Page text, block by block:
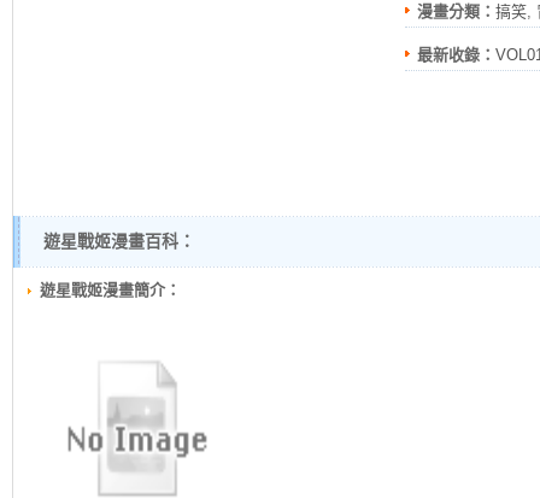
漫畫分類： 搞笑,
最新收錄：
遊星戰姬漫畫百科：
遊星戰姬漫畫簡介：